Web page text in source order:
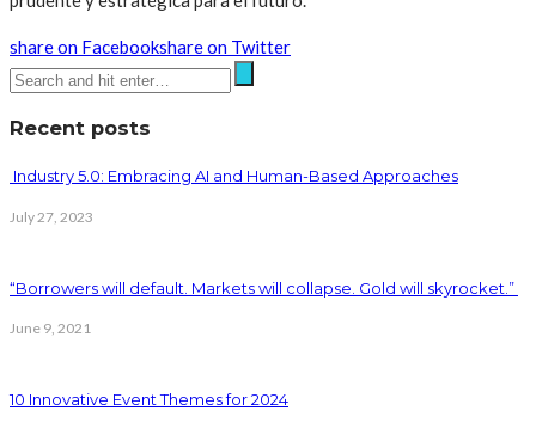
share on Facebookshare on Twitter
Recent posts
Industry 5.0: Embracing AI and Human-Based Approaches
July 27, 2023
“Borrowers will default. Markets will collapse. Gold will skyrocket.”
June 9, 2021
10 Innovative Event Themes for 2024